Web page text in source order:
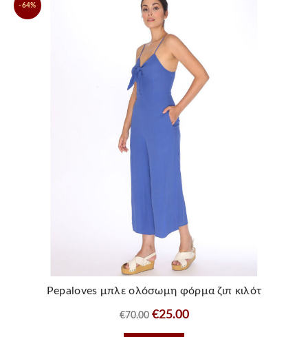
-64%
Pepaloves μπλε ολόσωμη φόρμα ζιπ κιλότ
€70.00 Original
price
€25.00Η